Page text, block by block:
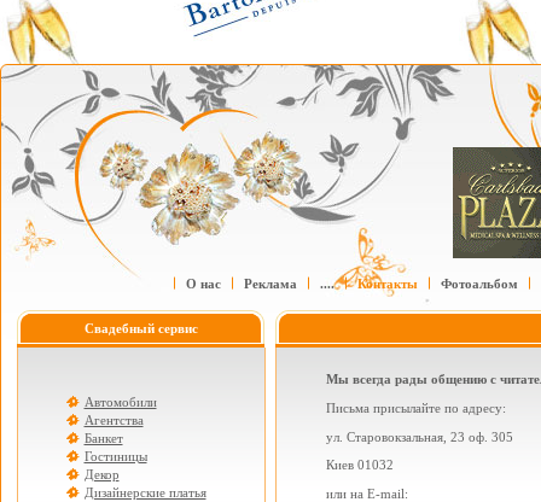
О нас Реклама .... Контакты Фотоальбом
Свадебный сервис
Автомобили
Агентства
Банкет
Гостиницы
Декор
Дизайнерские платья
Мы всегда рады общению с
Письма присылайте по адресу:
ул. Старовокзальная, 23 оф. 305
Киев 01032
или на E-mail: